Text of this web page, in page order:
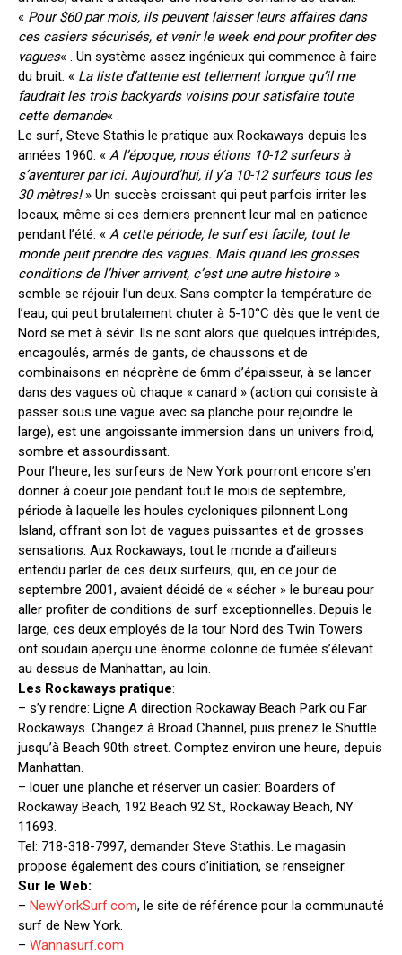
« Pour $60 par mois, ils peuvent laisser leurs affaires dans
ces casiers sécurisés, et venir le week end pour profiter des
vagues« . Un système assez ingénieux qui commence à faire
du bruit. « La liste d’attente est tellement longue qu’il me
faudrait les trois backyards voisins pour satisfaire toute
cette demande« .
Le surf, Steve Stathis le pratique aux Rockaways depuis les
années 1960. « A l’époque, nous étions 10-12 surfeurs à
s’aventurer par ici. Aujourd’hui, il y’a 10-12 surfeurs tous les
30 mètres!» Un succès croissant qui peut parfois irriter les
locaux, même si ces derniers prennent leur mal en patience
pendant l’été. « A cette période, le surf est facile, tout le
monde peut prendre des vagues. Mais quand les grosses
conditions de l’hiver arrivent, c’est une autre histoire»
semble se réjouir l’un deux. Sans compter la température de
l’eau, qui peut brutalement chuter à 5-10°C dès que le vent de
Nord se met à sévir. Ils ne sont alors que quelques intrépides,
encagoulés, armés de gants, de chaussons et de
combinaisons en néoprène de 6mm d’épaisseur, à se lancer
dans des vagues où chaque « canard » (action qui consiste à
passer sous une vague avec sa planche pour rejoindre le
large), est une angoissante immersion dans un univers froid,
sombre et assourdissant.
Pour l’heure, les surfeurs de New York pourront encore s’en
donner à coeur joie pendant tout le mois de septembre,
période à laquelle les houles cycloniques pilonnent Long
Island, offrant son lot de vagues puissantes et de grosses
sensations. Aux Rockaways, tout le monde a d’ailleurs
entendu parler de ces deux surfeurs, qui, en ce jour de
septembre 2001, avaient décidé de « sécher » le bureau pour
aller profiter de conditions de surf exceptionnelles. Depuis le
large, ces deux employés de la tour Nord des Twin Towers
ont soudain aperçu une énorme colonne de fumée s’élevant
au dessus de Manhattan, au loin.
Les Rockaways pratique:
– s’y rendre: Ligne A direction Rockaway Beach Park ou Far
Rockaways. Changez à Broad Channel, puis prenez le Shuttle
jusqu’à Beach 90th street. Comptez environ une heure, depuis
Manhattan.
– louer une planche et réserver un casier: Boarders of
Rockaway Beach, 192 Beach 92 St., Rockaway Beach, NY
11693.
Tel: 718-318-7997, demander Steve Stathis. Le magasin
propose également des cours d’initiation, se renseigner.
Sur le Web:
– NewYorkSurf.com, le site de référence pour la communauté
surf de New York.
– Wannasurf.com